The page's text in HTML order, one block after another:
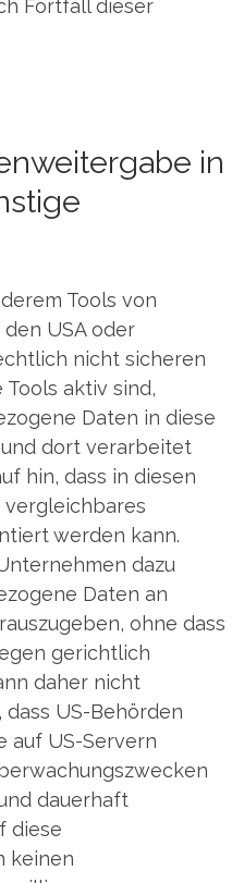
Fortfall dieser
in
Tools von
USA oder
nicht sicheren
aktiv sind,
Daten in diese
dort verarbeitet
hin, dass in diesen
vergleichbares
werden kann.
dazu
Daten an
ohne dass
gerichtlich
daher nicht
US-Behörden
auf US-Servern
dauerhaft
diese
keinen